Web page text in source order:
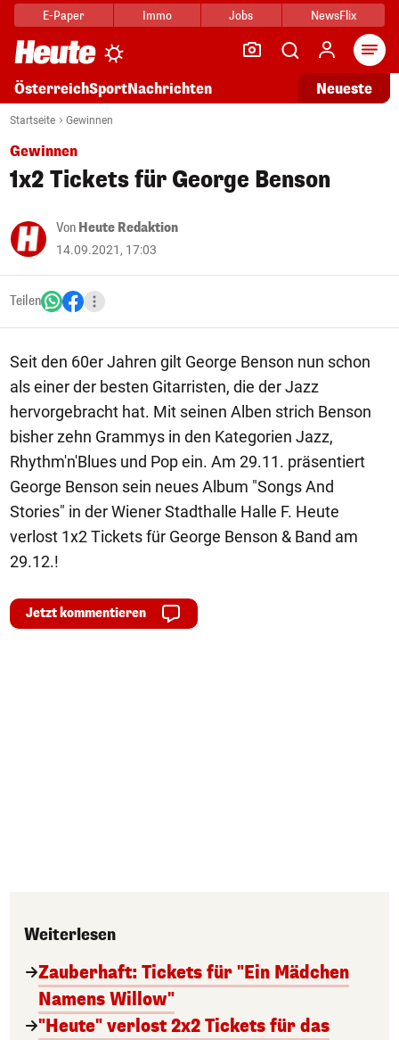
E-Paper Immo Jobs NewsFlix
ÖsterreichSportNachrichten Neueste
Startseite Gewinnen
Gewinnen
1x2 Tickets für George Benson
Von Heute Redaktion
14.09.2021, 17:03
Teilen
Seit den 60er Jahren gilt George Benson nun schon
als einer der besten Gitarristen, die der Jazz
hervorgebracht hat. Mit seinen Alben strich Benson
bisher zehn Grammys in den Kategorien Jazz,
Rhythm'n'Blues und Pop ein. Am 29.11. präsentiert
George Benson sein neues Album "Songs And
Stories" in der Wiener Stadthalle Halle F. Heute
verlost 1x2 Tickets für George Benson & Band am
29.12.!
Jetzt kommentieren
Weiterlesen
Zauberhaft: Tickets für "Ein Mädchen
Namens Willow"
"Heute" verlost 2x2 Tickets für das